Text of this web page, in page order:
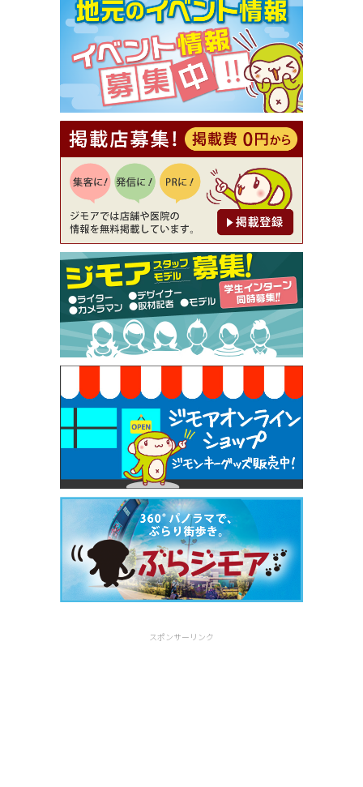
【ジモア限定①】初回割引 特価 VIO脱毛11,000円
⇒8,800円（メンズ専門ワックス脱毛サロン Mickle
（ミックル））
[有効期限]2026年9月30日
【ジモア読者特典2】コース 3,500円→3,000円（料
理5品+2時間飲み放題）（創作イタリアン Pia Cu
ore（ピアクオーレ））
[有効期限]2026年9月30日
【ジモア読者特典1】料理全品20％OFF ※18時以
降（創作イタリアン Pia Cuore（ピアクオーレ））
[有効期限]2026年9月30日
【ジモア限定②】初回割引 特価 鼻毛脱毛 半額 2,2
00円⇒1,100円（メンズ専門ワックス脱毛サロン Mi
ckle（ミックル））
[有効期限]2026年9月30日
【ジモア限定特典①】まつ毛カール 3,850円→ 2,7
50円（Premiere（プルミエール））
[有効期限]2026年9月30日
焼き餃子 一皿サービス（餃子酒場たっちゃん 西
早稲田店）
[有効期限]2026年9月30日
スポンサーリンク